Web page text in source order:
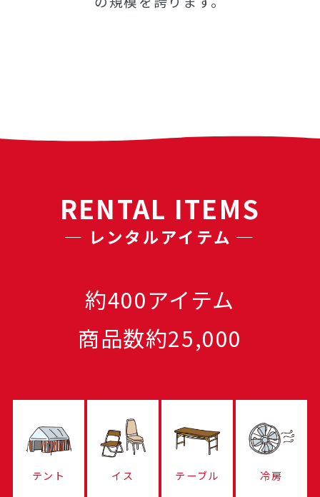
RENTAL ITEMS
─ レンタルアイテム ─
約400アイテム
商品数約25,000
テント イス テーブル 冷房